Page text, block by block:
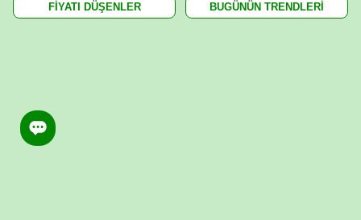
FİYATI DÜŞENLER BUGÜNÜN TRENDLERİ